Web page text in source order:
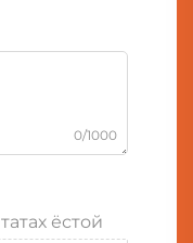
0/1000
ёстой